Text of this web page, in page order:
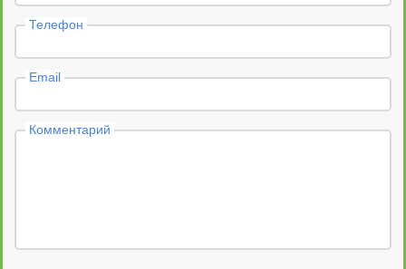
Телефон
Email
Комментарий